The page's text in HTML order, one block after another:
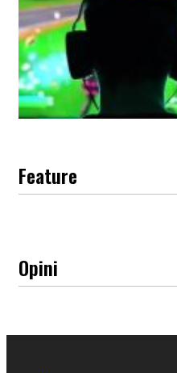
Feature
Opini